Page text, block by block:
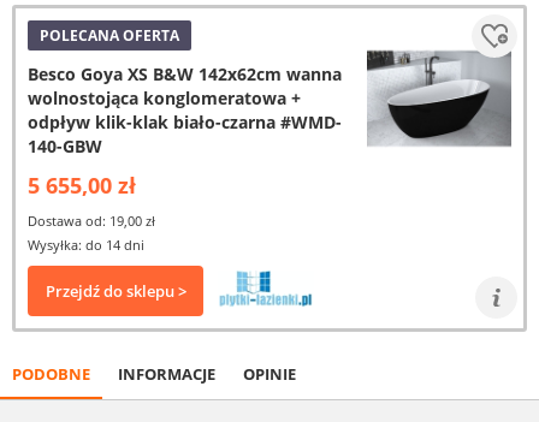
POLECANA OFERTA
Besco Goya XS B&W 142x62cm wanna
wolnostojąca konglomeratowa +
odpływ klik-klak biało-czarna #WMD-
140-GBW
5 655,00 zł
Dostawa od: 19,00 zł
Wysyłka: do 14 dni
Przejdź do sklepu >
PODOBNE INFORMACJE OPINIE